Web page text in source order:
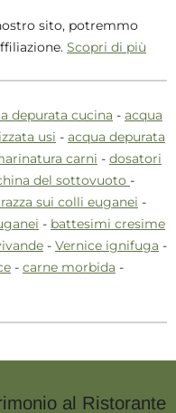
sito, potremmo
Scopri di più
depurata cucina - acqua
usi - acqua depurata
carni - dosatori
del sottovuoto -
sui colli euganei -
- battesimi cresime
- Vernice ignifuga -
- carne morbida -
al Ristorante